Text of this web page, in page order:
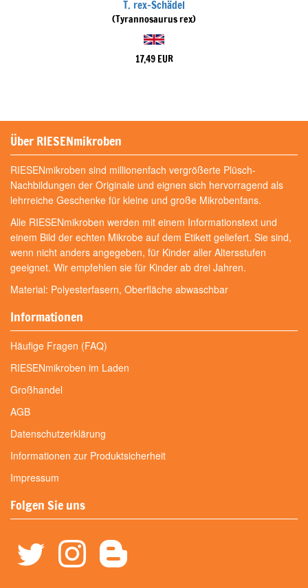
T. rex-Schädel
(Tyrannosaurus rex)
17,49 EUR
Über RIESENmikroben
RIESENmikroben sind millionenfach vergrößerte Plüsch-
Nachbildungen der Originale und eignen sich hervorragend als
lehrreiche Geschenke für kleine und große Mikrobenfans.
Alle RIESENmikroben werden mit einem Informationstext und
einem Bild der echten Mikrobe auf dem Etikett geliefert. Sie sind,
wenn nicht anders angegeben, für Kinder aller Altersstufen
geeignet. Wir empfehlen sie für Kinder ab drei Jahren.
Material: Polyesterfasern, Oberfläche abwaschbar
Informationen
Häufige Fragen (FAQ)
RIESENmikroben im Laden
Großhandel
AGB
Datenschutzerklärung
Informationen zur Produktsicherheit
Impressum
Folgen Sie uns